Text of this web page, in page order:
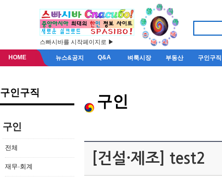
스빠시바를 시작페이지로 ▶
HOME 뉴스&공지 Q&A 벼룩시장 부동산 구인구직
구인구직
구인
전체
재무·회계
구인
[건설·제조] test2